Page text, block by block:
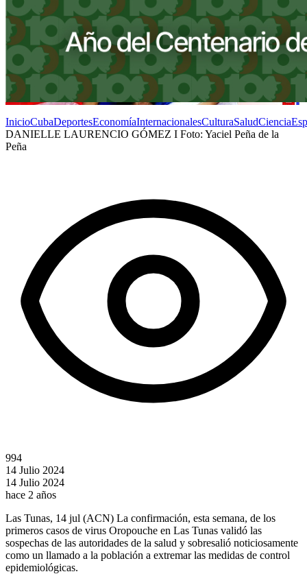
InicioCubaDeportesEconomíaInternacionalesCulturaSaludCiencia
DANIELLE LAURENCIO GÓMEZ I Foto: Yaciel Peña de la
Peña
994
14 Julio 2024
14 Julio 2024
hace 2 años
Las Tunas, 14 jul (ACN) La confirmación, esta semana, de los
primeros casos de virus Oropouche en Las Tunas validó las
sospechas de las autoridades de la salud y sobresalió noticiosamente
como un llamado a la población a extremar las medidas de control
epidemiológicas.